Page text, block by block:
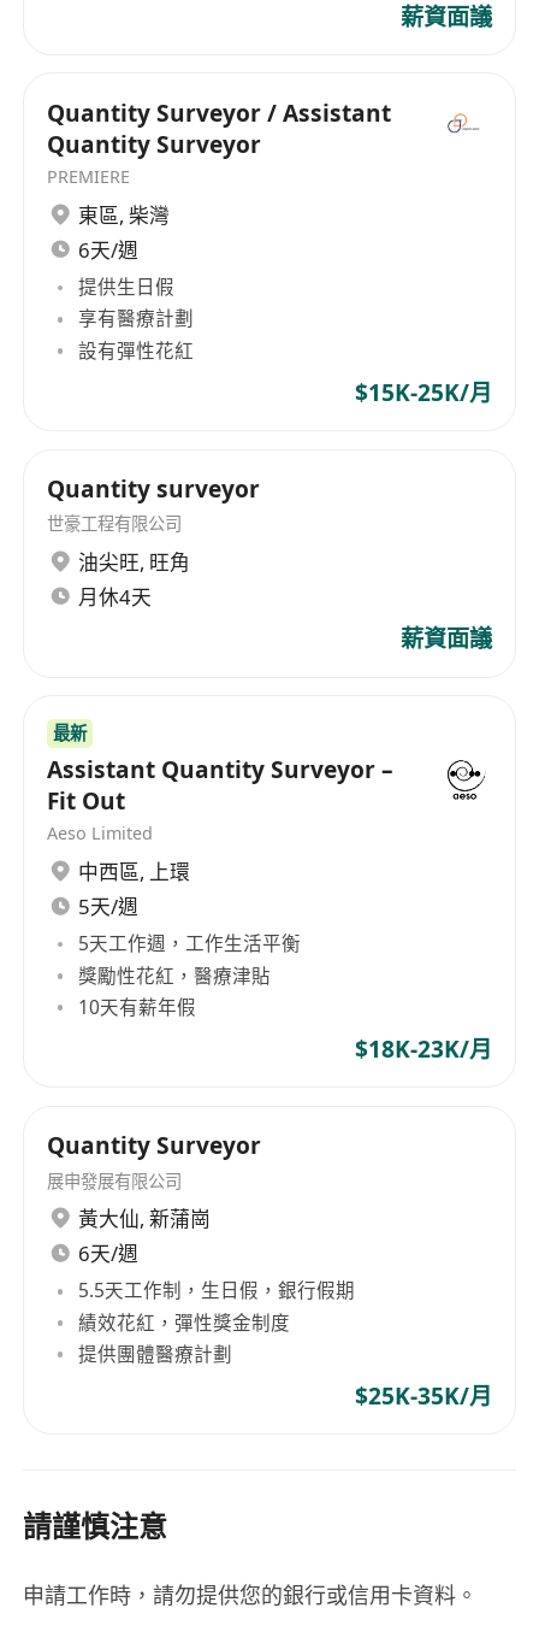
薪資面議
Quantity Surveyor / Assistant
Quantity Surveyor
PREMIERE
東區, 柴灣
6天/週
提供生日假
享有醫療計劃
設有彈性花紅
$15K-25K/月
Quantity surveyor
世豪工程有限公司
油尖旺, 旺角
月休4天
薪資面議
最新
Assistant Quantity Surveyor –
Fit Out
Aeso Limited
中西區, 上環
5天/週
5天工作週，工作生活平衡
獎勵性花紅，醫療津貼
10天有薪年假
$18K-23K/月
Quantity Surveyor
展申發展有限公司
黃大仙, 新蒲崗
6天/週
5.5天工作制，生日假，銀行假期
績效花紅，彈性獎金制度
提供團體醫療計劃
$25K-35K/月
請謹慎注意
申請工作時，請勿提供您的銀行或信用卡資料。